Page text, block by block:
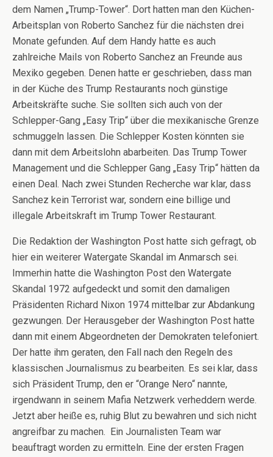
dem Namen „Trump-Tower“. Dort hatten man den Küchen-
Arbeitsplan von Roberto Sanchez für die nächsten drei
Monate gefunden. Auf dem Handy hatte es auch
zahlreiche Mails von Roberto Sanchez an Freunde aus
Mexiko gegeben. Denen hatte er geschrieben, dass man
in der Küche des Trump Restaurants noch günstige
Arbeitskräfte suche. Sie sollten sich auch von der
Schlepper-Gang „Easy Trip“ über die mexikanische Grenze
schmuggeln lassen. Die Schlepper Kosten könnten sie
dann mit dem Arbeitslohn abarbeiten. Das Trump Tower
Management und die Schlepper Gang „Easy Trip“ hätten da
einen Deal. Nach zwei Stunden Recherche war klar, dass
Sanchez kein Terrorist war, sondern eine billige und
illegale Arbeitskraft im Trump Tower Restaurant.
Die Redaktion der Washington Post hatte sich gefragt, ob
hier ein weiterer Watergate Skandal im Anmarsch sei.
Immerhin hatte die Washington Post den Watergate
Skandal 1972 aufgedeckt und somit den damaligen
Präsidenten Richard Nixon 1974 mittelbar zur Abdankung
gezwungen. Der Herausgeber der Washington Post hatte
dann mit einem Abgeordneten der Demokraten telefoniert.
Der hatte ihm geraten, den Fall nach den Regeln des
klassischen Journalismus zu bearbeiten. Es sei klar, dass
sich Präsident Trump, den er “Orange Nero“ nannte,
irgendwann in seinem Mafia Netzwerk verheddern werde.
Jetzt aber heiße es, ruhig Blut zu bewahren und sich nicht
angreifbar zu machen. Ein Journalisten Team war
beauftragt worden zu ermitteln. Eine der ersten Fragen